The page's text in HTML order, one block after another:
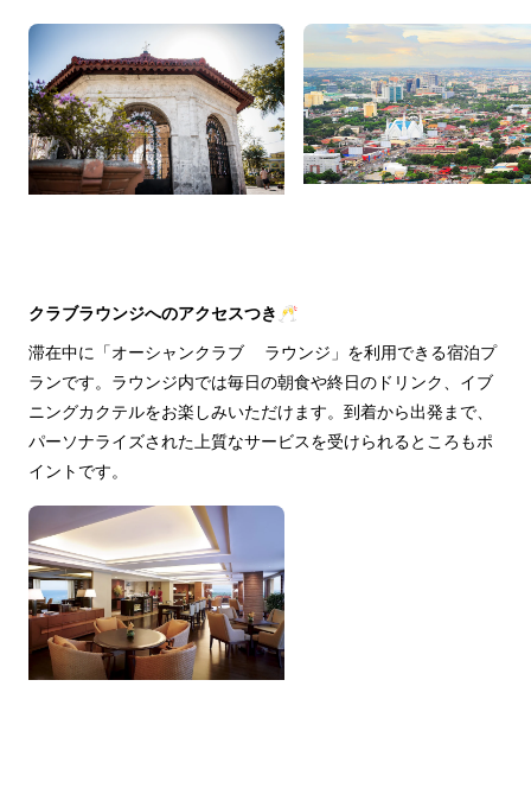
クラブラウンジへのアクセスつき🥂
滞在中に「オーシャンクラブ ラウンジ」を利用できる宿泊プ
ランです。ラウンジ内では毎日の朝食や終日のドリンク、イブ
ニングカクテルをお楽しみいただけます。到着から出発まで、
パーソナライズされた上質なサービスを受けられるところもポ
イントです。